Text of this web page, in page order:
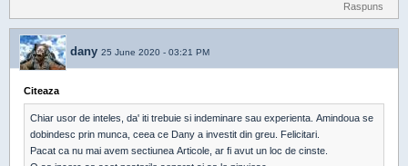
Raspuns
dany 25 June 2020 - 03:21 PM
Citeaza
Chiar usor de inteles, da' iti trebuie si indeminare sau experienta. Amindoua se
dobindesc prin munca, ceea ce Dany a investit din greu. Felicitari.
Pacat ca nu mai avem sectiunea Articole, ar fi avut un loc de cinste.